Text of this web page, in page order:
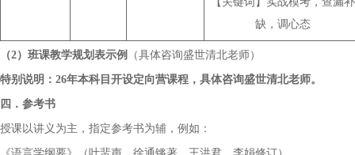
缺，调心态
（2）班课教学规划表示例 （具体咨询盛世清北老师 ）
特别说明： 26年本科目开设定向营课程， 具体咨询盛世清北老师。
四．参考书
授课以讲义为主，指定参考书为辅， 例如 ：